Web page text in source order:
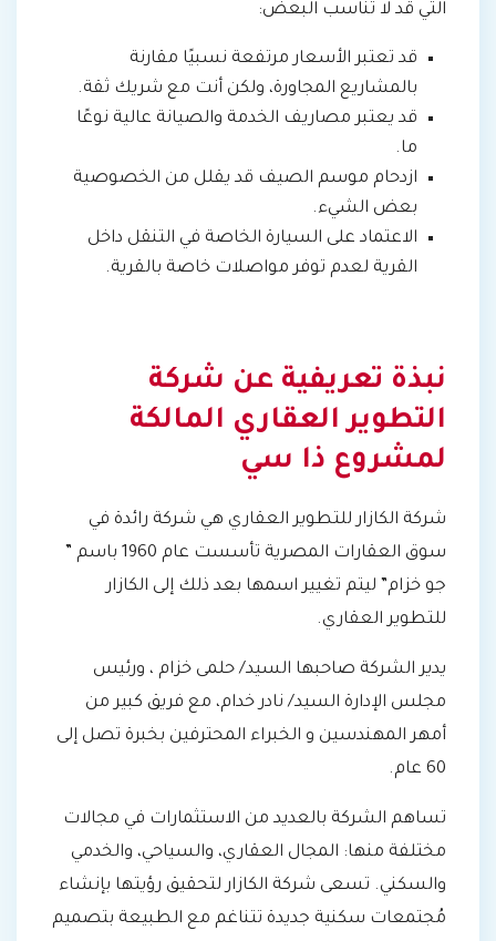
التي قد لا تناسب البعض:
قد تعتبر الأسعار مرتفعة نسبيًا مقارنة
بالمشاريع المجاورة، ولكن أنت مع شريك ثقة.
قد يعتبر مصاريف الخدمة والصيانة عالية نوعًا
ما.
ازدحام موسم الصيف قد يقلل من الخصوصية
بعض الشيء.
الاعتماد على السيارة الخاصة في التنقل داخل
القرية لعدم توفر مواصلات خاصة بالقرية.
نبذة تعريفية عن شركة
التطوير العقاري المالكة
لمشروع ذا سي
شركة الكازار للتطوير العقاري هي شركة رائدة في
سوق العقارات المصرية تأسست عام 1960 باسم ”
جو خزام” ليتم تغيير اسمها بعد ذلك إلى الكازار
للتطوير العقاري.
يدير الشركة صاحبها السيد/ حلمى خزام ، ورئيس
مجلس الإدارة السيد/ نادر خدام، مع فريق كبير من
أمهر المهندسين و الخبراء المحترفين بخبرة تصل إلى
60 عام.
تساهم الشركة بالعديد من الاستثمارات في مجالات
مختلفة منها: المجال العقاري، والسياحي، والخدمي
والسكني. تسعى شركة الكازار لتحقيق رؤيتها بإنشاء
مُجتمعات سكنية جديدة تتناغم مع الطبيعة بتصميم